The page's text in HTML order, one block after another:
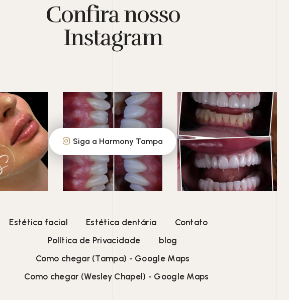
Confira nosso
Instagram
Siga a Harmony Tampa
Estética facial Estética dentária
Contato
Política de Privacidade
blog
Como chegar (Tampa) - Google Maps
Como chegar (Wesley Chapel) - Google Maps